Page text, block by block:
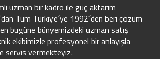
uzman bir kadro ile güç aktarım
Tüm Türkiye´ye 1992´den beri çözüm
bugüne bünyemizdeki uzman satış
ekibimizle profesyonel bir anlayışla
servis vermekteyiz.